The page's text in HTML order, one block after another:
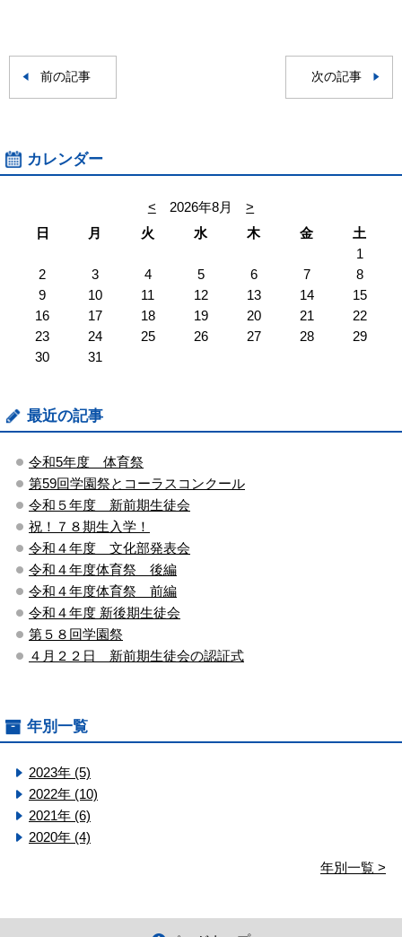
前の記事 次の記事
カレンダー
< 2026年8月
>
日
月 火 水 木 金
土
1
2
3 4 5 6 7
8
9
10 11 12 13 14
15
16
17 18 19 20 21
22
23
24 25 26 27 28
29
30
31
最近の記事
令和5年度 体育祭
第59回学園祭とコーラスコンクール
令和５年度 新前期生徒会
祝！７８期生入学！
令和４年度 文化部発表会
令和４年度体育祭 後編
令和４年度体育祭 前編
令和４年度 新後期生徒会
第５８回学園祭
４月２２日 新前期生徒会の認証式
年別一覧
2023年 (5)
2022年 (10)
2021年 (6)
2020年 (4)
年別一覧 >